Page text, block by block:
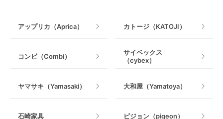
室内遊具
アップリカ（Aprica） カトージ（KATOJI）
コンビ（Combi）
サイベックス
（cybex）
ヤマサキ（Yamasaki） 大和屋（Yamatoya）
石崎家具 ピジョン（pigeon）